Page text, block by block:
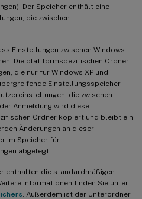
Der Speicher enthält eine
die zwischen
Einstellungen zwischen Windows
Die plattformspezifischen Ordner
die nur für Windows XP und
Einstellungsspeicher
die zwischen
Anmeldung wird diese
Ordner kopiert und bleibt ein
Änderungen an dieser
im Speicher für
abgelegt.
enthalten die standardmäßigen
Informationen finden Sie unter
. Außerdem ist der Unterordner